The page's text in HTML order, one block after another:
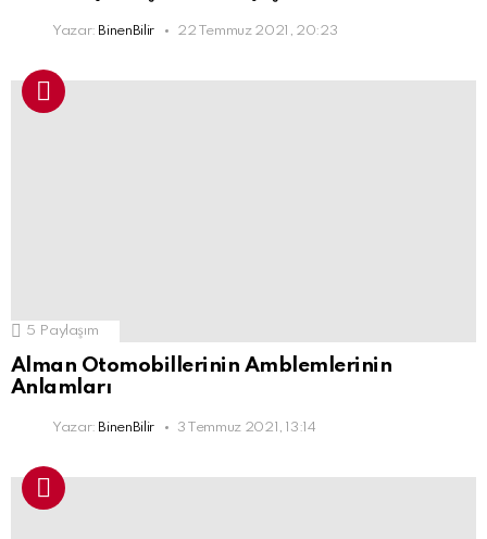
Yazar: BinenBilir 22 Temmuz 2021, 20:23
5 Paylaşım
Alman Otomobillerinin Amblemlerinin
Anlamları
Yazar: BinenBilir 3 Temmuz 2021, 13:14